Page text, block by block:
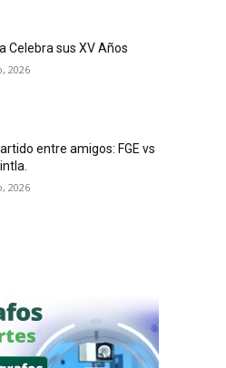
Celebra sus XV Años
2026
entre amigos: FGE vs
2026